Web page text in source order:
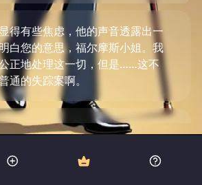
得有些焦虑，他的声音透露出一
白您的意思，福尔摩斯小姐。我
正地处理这一切，但是……这不
通的失踪案啊。
，目光坚定）放心吧，哈登先
真相。